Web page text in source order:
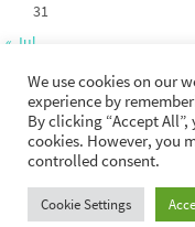
31
« Jul
Copyright 2017-2026. La
permessa tranne
We use cookies on our
experience by
By clicking “Accept
cookies. However, you
controlled consent.
Cookie Settings